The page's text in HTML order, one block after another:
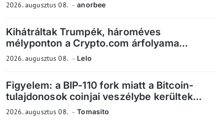
2026. augusztus 08. anorbee
Kihátráltak Trumpék, hároméves
mélyponton a Crypto.com árfolyama...
2026. augusztus 08. Lelo
Figyelem: a BIP-110 fork miatt a Bitcoin-
tulajdonosok coinjai veszélybe kerültek...
2026. augusztus 08. Tomasito